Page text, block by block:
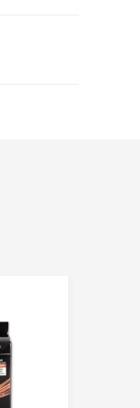
oraz
poprzez
Podanie